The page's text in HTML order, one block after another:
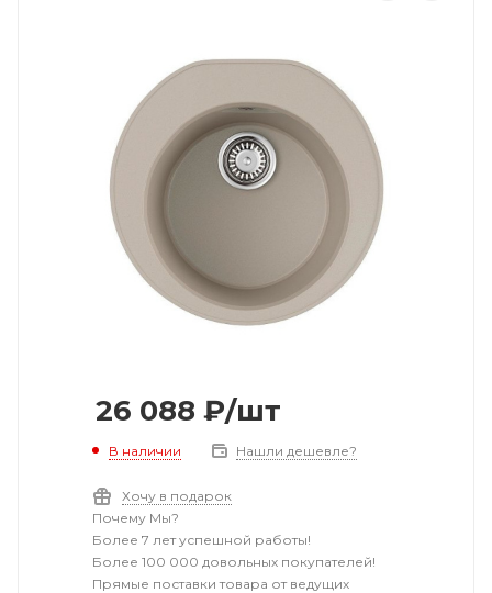
26 088 ₽/шт
В наличии Нашли дешевле?
Хочу в подарок
Почему Мы?
Более 7 лет успешной работы!
Более 100 000 довольных покупателей!
Прямые поставки товара от ведущих